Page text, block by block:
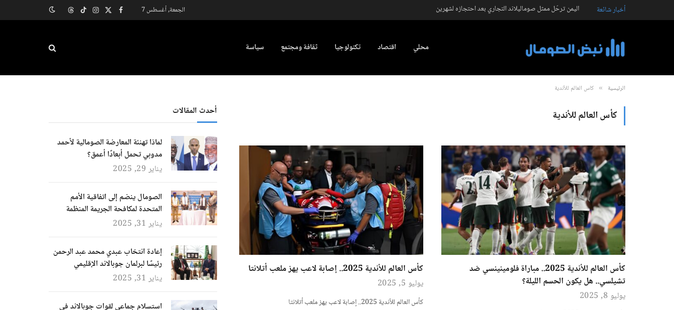
أخبار شائعة اليمن ترحّل ممثل صوماليلاند التجاري بعد احتجازه لشهرين الجمعة, أغسطس 7 فيسبوك
X
الانستغرام
تيكتوكThreads
محلي اقتصاد تكنولوجيا ثقافة ومجتمع سياسة
الرئيسية » كأس العالم للأندية
كأس العالم للأندية
كأس العالم للأندية 2025.. مباراة فلومينينسي ضد
تشيلسي.. هل يكون الحسم الليلة؟
يوليو 8, 2025
كأس العالم للأندية 2025.. إصابة لاعب يهز ملعب أتلانتا
يوليو 5, 2025
كأس العالم للأندية 2025.. إصابة لاعب يهز ملعب أتلانتا
أحدث المقالات
لماذا تهنئة المعارضة الصومالية لأحمد
مدوبي تحمل أبعادًا أعمق؟
يناير 29, 2025
الصومال ينضم إلى اتفاقية الأمم
المتحدة لمكافحة الجريمة المنظمة
يناير 31, 2025
إعادة انتخاب عبدي محمد عبد الرحمن
رئيسًا لبرلمان جوبالاند الإقليمي
يناير 31, 2025
استسلام جماعي لقوات جوبالاند في